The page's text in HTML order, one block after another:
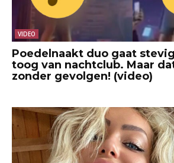
VIDEO
Poedelnaakt duo gaat
toog van nachtclub. Maar
zonder gevolgen! (video)